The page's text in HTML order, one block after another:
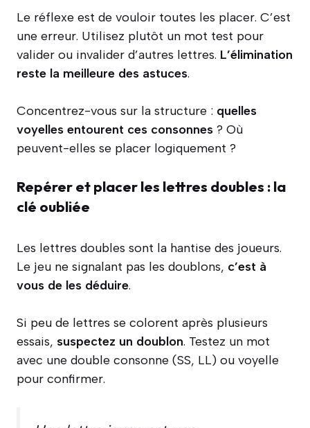
Le réflexe est de vouloir toutes les placer. C’est
une erreur. Utilisez plutôt un mot test pour
valider ou invalider d’autres lettres. L’élimination
reste la meilleure des astuces.
Concentrez-vous sur la structure : quelles
voyelles entourent ces consonnes ? Où
peuvent-elles se placer logiquement ?
Repérer et placer les lettres doubles : la
clé oubliée
Les lettres doubles sont la hantise des joueurs.
Le jeu ne signalant pas les doublons, c’est à
vous de les déduire.
Si peu de lettres se colorent après plusieurs
essais, suspectez un doublon. Testez un mot
avec une double consonne (SS, LL) ou voyelle
pour confirmer.